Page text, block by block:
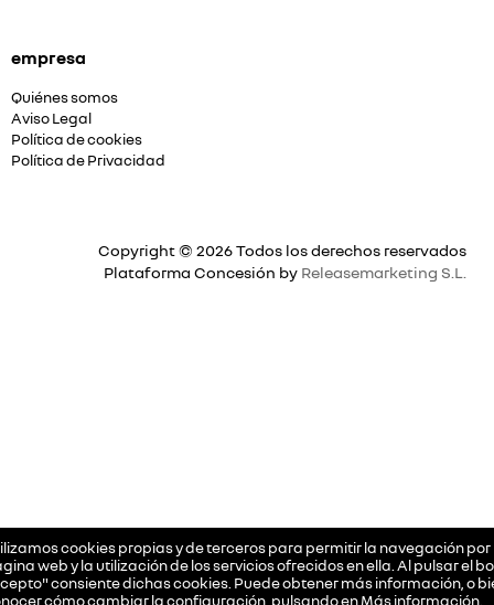
cookies propias y de terceros para permitir la navegación por
web y la utilización de los servicios ofrecidos en ella. Al pulsar el
consiente dichas cookies. Puede obtener más información, o
cómo cambiar la configuración, pulsando enMás información
empresa
Quiénes somos
Aviso Legal
Política de cookies
Política de Privacidad
Copyright © 2026 Todos los derechos reservados
Plataforma Concesión by Releasemarketing S.L.